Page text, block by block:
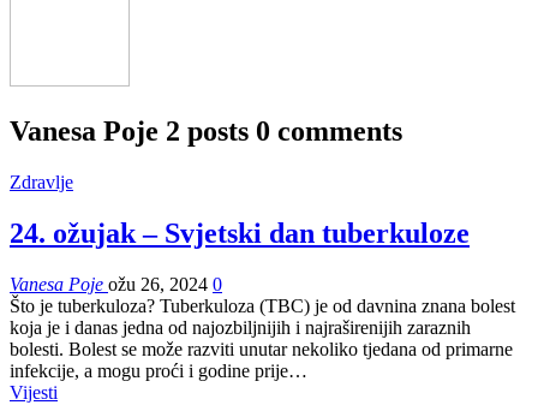
Vanesa Poje 2 posts 0 comments
Zdravlje
24. ožujak – Svjetski dan tuberkuloze
Vanesa Poje ožu 26, 2024 0
Što je tuberkuloza? Tuberkuloza (TBC) je od davnina znana bolest
koja je i danas jedna od najozbiljnijih i najraširenijih zaraznih
bolesti. Bolest se može razviti unutar nekoliko tjedana od primarne
infekcije, a mogu proći i godine prije…
Vijesti